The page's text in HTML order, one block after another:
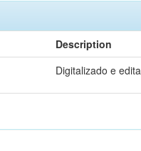
Description
Digitalizado e